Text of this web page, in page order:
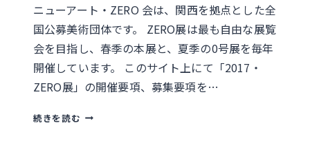
ニューアート・ZERO 会は、関西を拠点とした全
国公募美術団体です。 ZERO展は最も自由な展覧
会を目指し、春季の本展と、夏季の0号展を毎年
開催しています。 このサイト上にて「2017・
ZERO展」の開催要項、募集要項を…
続きを読む ZERO